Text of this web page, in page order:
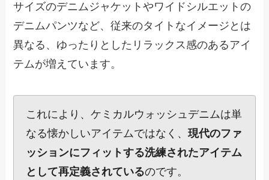
サイズのデニムジャケットやワイドシルエットの
デニムパンツなど、従来のタイトなイメージとは
異なる、ゆったりとしたリラックス感のあるアイ
テムが増えています。
これにより、ケミカルウォッシュデニムは単
なる懐かしいアイテムではなく、現代のファ
ッションにフィットする洗練されたアイテム
として再定義されているのです。